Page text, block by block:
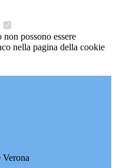
possono essere
nella pagina della cookie